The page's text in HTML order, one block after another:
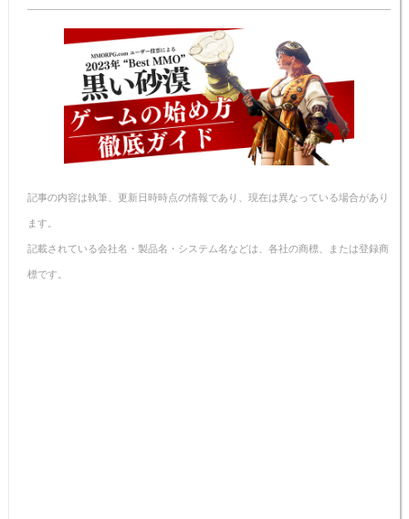
n
a
e
b
o
o
k
e
st
n
e
y
n
k
記事の内容は執筆、更新日時時点の情報であり、現在は異なっている場合があり
ます。
記載されている会社名・製品名・システム名などは、各社の商標、または登録商
標です。